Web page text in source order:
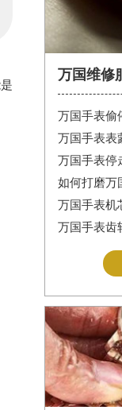
万国维修
万国手表偷
万国手表机
万国手表齿